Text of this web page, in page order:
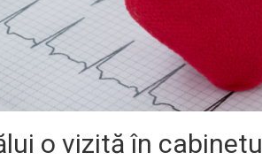
o vizită în